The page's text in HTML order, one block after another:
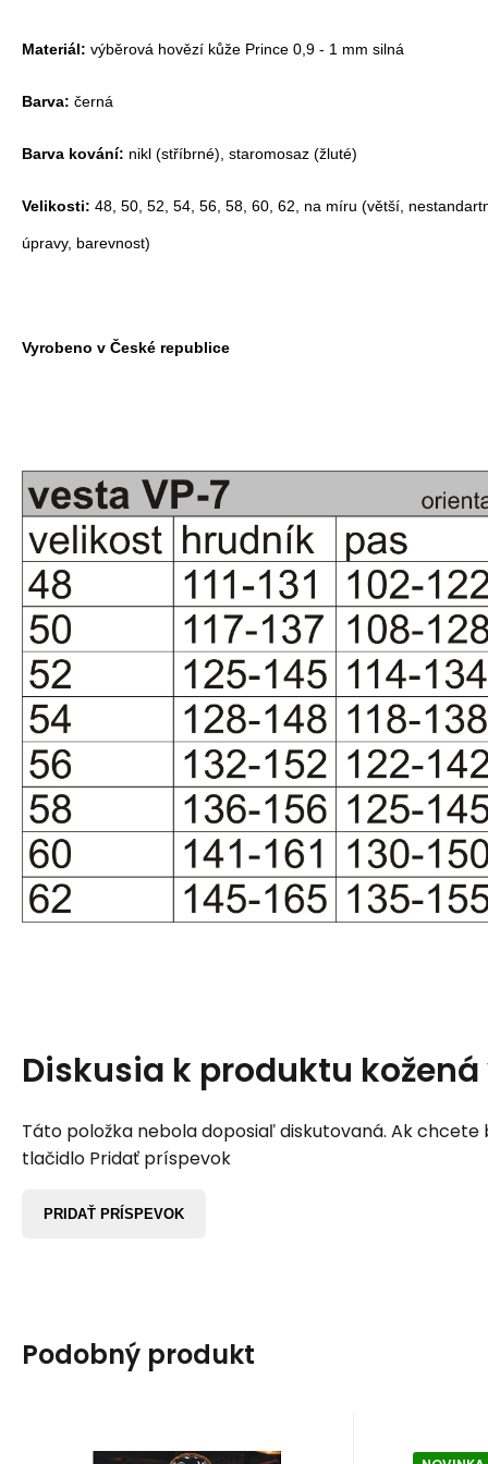
Materiál: výběrová hovězí kůže Prince 0,9 - 1 mm silná
Barva: černá
Barva kování: nikl (stříbrné), staromosaz (žluté)
Velikosti: 48, 50, 52, 54, 56, 58, 60, 62, na míru (větší,
úpravy, barevnost)
Vyrobeno v České republice
Diskusia k produktu
Táto položka nebola doposiaľ diskutovaná. Ak chcete
tlačidlo Pridať príspevok
PRIDAŤ PRÍSPEVOK
Podobný produkt